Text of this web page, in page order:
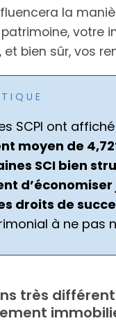
la
votre
et bien sûr, vos
I Q U E
SCPI ont
moyen de
SCI bien
d’économiser
droits de
à ne pas
très